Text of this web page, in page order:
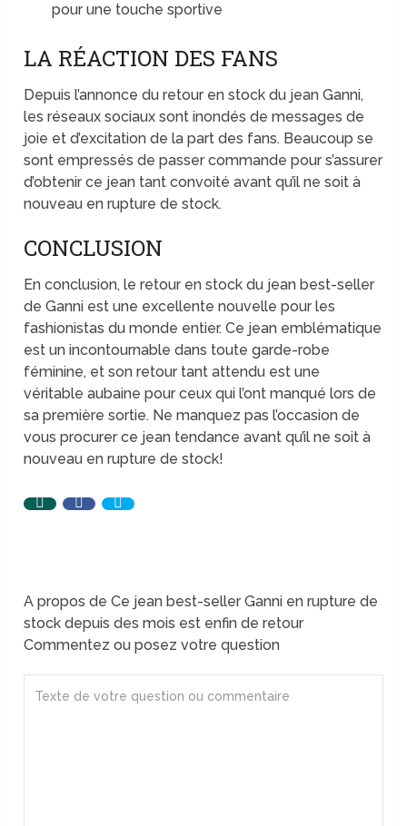
pour une touche sportive
LA RÉACTION DES FANS
Depuis l’annonce du retour en stock du jean Ganni,
les réseaux sociaux sont inondés de messages de
joie et d’excitation de la part des fans. Beaucoup se
sont empressés de passer commande pour s’assurer
d’obtenir ce jean tant convoité avant qu’il ne soit à
nouveau en rupture de stock.
CONCLUSION
En conclusion, le retour en stock du jean best-seller
de Ganni est une excellente nouvelle pour les
fashionistas du monde entier. Ce jean emblématique
est un incontournable dans toute garde-robe
féminine, et son retour tant attendu est une
véritable aubaine pour ceux qui l’ont manqué lors de
sa première sortie. Ne manquez pas l’occasion de
vous procurer ce jean tendance avant qu’il ne soit à
nouveau en rupture de stock!
A propos de Ce jean best-seller Ganni en rupture de
stock depuis des mois est enfin de retour
Commentez ou posez votre question